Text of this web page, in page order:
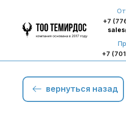
+7
+7
вернуться назад